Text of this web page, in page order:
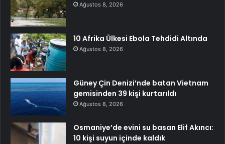
Ağustos 8, 2026
10 Afrika Ülkesi Ebola Tehdidi Altında
Ağustos 8, 2026
Güney Çin Denizi’nde batan Vietnam
gemisinden 39 kişi kurtarıldı
Ağustos 8, 2026
Osmaniye’de evini su basan Elif Akıncı:
10 kişi suyun içinde kaldık